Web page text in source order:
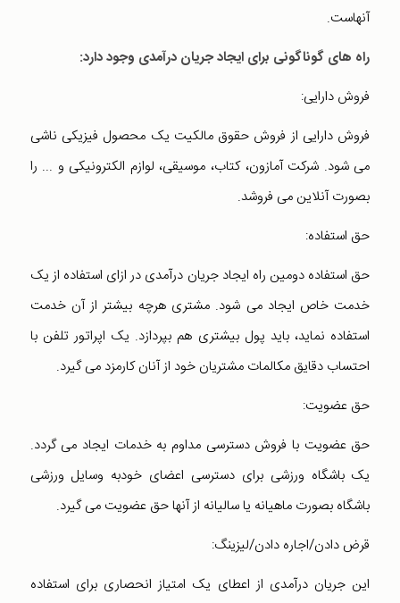
آنهاست.
راه های گوناگونی برای ایجاد جریان درآمدی وجود دارد:
فروش دارایی:
فروش دارایی از فروش حقوق مالکیت یک محصول فیزیکی ناشی
می شود. شرکت آمازون، کتاب، موسیقی، لوازم الکترونیکی و ... را
بصورت آنلاین می فروشد.
حق استفاده:
حق استفاده دومین راه ایجاد جریان درآمدی در ازای استفاده از یک
خدمت خاص ایجاد می شود. مشتری هرچه بیشتر از آن خدمت
استفاده نماید، باید پول بیشتری هم بپردازد. یک اپراتور تلفن با
احتساب دقایق مکالمات مشتریان خود از آنان کارمزد می گیرد.
حق عضویت:
حق عضویت با فروش دسترسی مداوم به خدمات ایجاد می گردد.
یک باشگاه ورزشی برای دسترسی اعضای خودبه وسایل ورزشی
باشگاه بصورت ماهیانه یا سالیانه از آنها حق عضویت می گیرد.
قرض دادن/اجاره دادن/لیزینگ:
این جریان درآمدی از اعطای یک امتیاز انحصاری برای استفاده